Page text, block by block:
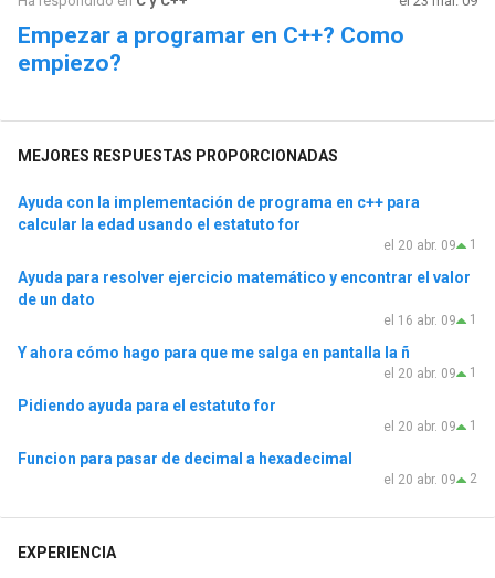
Empezar a programar en C++? Como
empiezo?
MEJORES RESPUESTAS PROPORCIONADAS
Ayuda con la implementación de programa en c++ para
calcular la edad usando el estatuto for
1
el 20 abr. 09
Ayuda para resolver ejercicio matemático y encontrar el valor
de un dato
1
el 16 abr. 09
Y ahora cómo hago para que me salga en pantalla la ñ
1
el 20 abr. 09
Pidiendo ayuda para el estatuto for
1
el 20 abr. 09
Funcion para pasar de decimal a hexadecimal
2
el 20 abr. 09
EXPERIENCIA